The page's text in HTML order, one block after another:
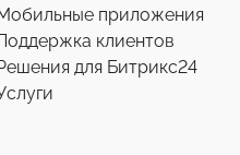
приложения
клиентов
для Битрикс24